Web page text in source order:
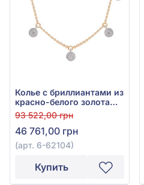
Колье с бриллиантами из
красно-белого золота
585°, бриллиант 0,15ct,
арт. 6-62104
93 522,00 грн
46 761,00 грн
(арт. 6-62104)
Купить